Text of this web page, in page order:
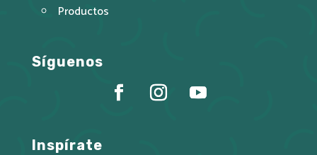
Productos
Síguenos
Inspírate